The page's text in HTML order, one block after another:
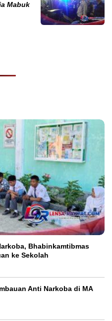
Mabuk
Bhabinkamtibmas
ke Sekolah
Anti Narkoba di MA